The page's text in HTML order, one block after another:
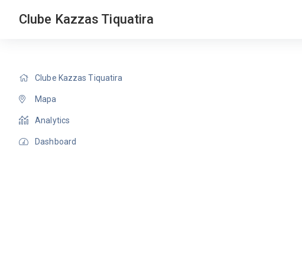
Clube Kazzas Tiquatira
Clube Kazzas Tiquatira
Mapa
Analytics
Dashboard